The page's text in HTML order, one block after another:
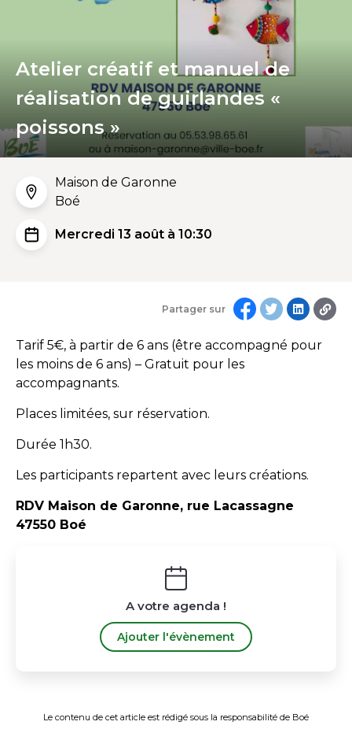
Maison de Garonne
Boé
Mercredi 13 août à 10:30
Atelier créatif et manuel de
réalisation de guirlandes «
poissons »
Partager sur
Tarif 5€, à partir de 6 ans (être accompagné pour
les moins de 6 ans) – Gratuit pour les
accompagnants.
Places limitées, sur réservation.
Durée 1h30.
Les participants repartent avec leurs créations.
RDV Maison de Garonne, rue Lacassagne
47550 Boé
A votre agenda !
Ajouter l'évènement
Le contenu de cet article est rédigé sous la responsabilité de Boé